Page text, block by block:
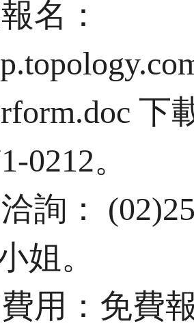
名：
0212。
詢：
姐。
用：免費